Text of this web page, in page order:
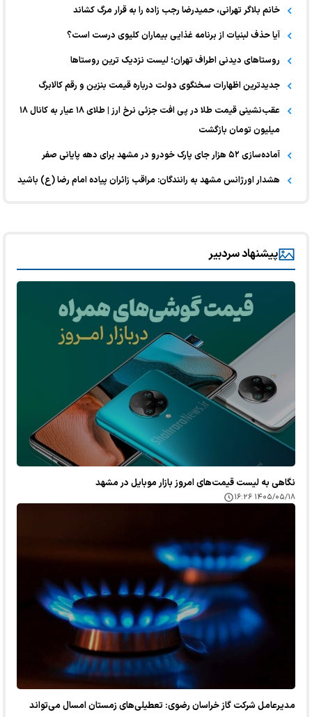
خانم بلاگر تهرانی، حمیدرضا رجب زاده را به قرار مرگ کشاند
آیا حذف لبنیات از برنامه غذایی بیماران کلیوی درست است؟
روستاهای دیدنی اطراف تهران؛ لیست نزدیک ترین روستاها
جدیدترین اظهارات سخنگوی دولت درباره قیمت بنزین و رقم کالابرگ
عقب‌نشینی قیمت طلا در پی افت جزئی نرخ ارز | طلای ۱۸ عیار به کانال ۱۸
میلیون تومان بازگشت
آماده‌سازی ۵۲ هزار جای پارک خودرو در مشهد برای دهه پایانی صفر
هشدار اورژانس مشهد به رانندگان: مراقب زائران پیاده امام رضا (ع) باشید
پیشنهاد سردبیر
نگاهی به لیست قیمت‌های امروز بازار موبایل در مشهد
۱۴۰۵/۰۵/۱۸ ۱۶:۲۶
مدیرعامل شرکت گاز خراسان رضوی: تعطیلی‌های زمستان امسال می‌تواند